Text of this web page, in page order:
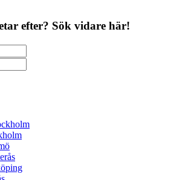
efter? Sök vidare här!